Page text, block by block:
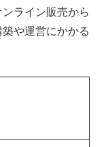
ライン販売から
や運営にかかる